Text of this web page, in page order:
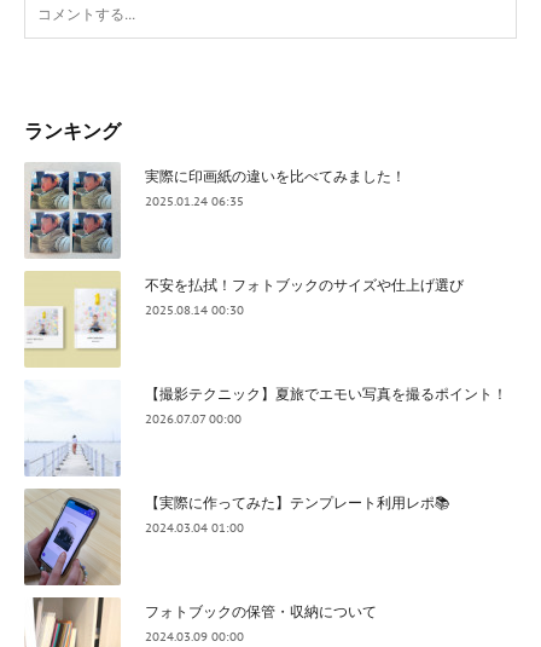
ランキング
実際に印画紙の違いを比べてみました！
2025.01.24 06:35
不安を払拭！フォトブックのサイズや仕上げ選び
2025.08.14 00:30
【撮影テクニック】夏旅でエモい写真を撮るポイント！
2026.07.07 00:00
【実際に作ってみた】テンプレート利用レポ📚
2024.03.04 01:00
フォトブックの保管・収納について
2024.03.09 00:00